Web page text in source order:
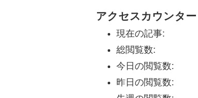
アクセスカウンター
現在の記事:
総閲覧数:
今日の閲覧数:
昨日の閲覧数: